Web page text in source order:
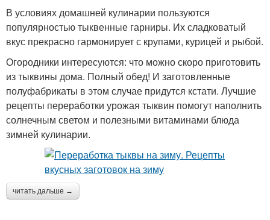
В условиях домашней кулинарии пользуются
популярностью тыквенные гарниры. Их сладковатый
вкус прекрасно гармонирует с крупами, курицей и рыбой.
Огородники интересуются: что можно скоро приготовить
из тыквины дома. Полный обед! И заготовленные
полуфабрикаты в этом случае придутся кстати. Лучшие
рецепты переработки урожая тыквин помогут наполнить
солнечным светом и полезными витаминами блюда
зимней кулинарии.
читать дальше →